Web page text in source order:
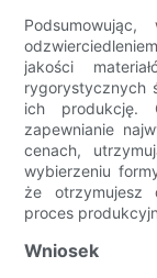
jakości
rygorystycznych
ich produkcję.
zapewnianie
cenach,
wybierzeniu
że otrzymujesz
proces
Wniosek